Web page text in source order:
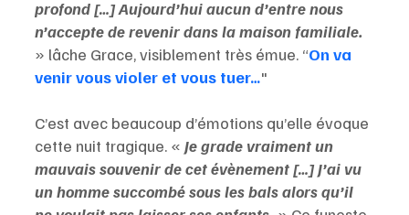
profond […] Aujourd’hui aucun d’entre nous
n’accepte de revenir dans la maison familiale.
» lâche Grace, visiblement très émue. “On va
venir vous violer et vous tuer…"
C’est avec beaucoup d’émotions qu’elle évoque
cette nuit tragique. « Je grade vraiment un
mauvais souvenir de cet évènement […] J’ai vu
un homme succombé sous les bals alors qu’il